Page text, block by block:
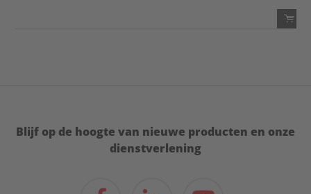
Blijf op de hoogte van nieuwe producten en onze
dienstverlening